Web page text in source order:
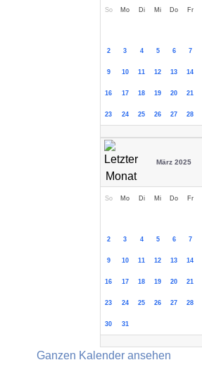
So Mo Di Mi Do Fr
2 3 4 5 6 7
9 10 11 12 13 14
16 17 18 19 20 21
23 24 25 26 27 28
März 2025
So Mo Di Mi Do Fr
2 3 4 5 6 7
9 10 11 12 13 14
16 17 18 19 20 21
23 24 25 26 27 28
30 31
Ganzen Kalender ansehen